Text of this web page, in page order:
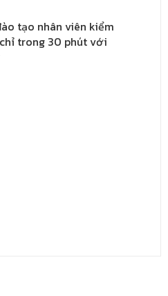
tạo nhân viên kiểm
trong 30 phút với